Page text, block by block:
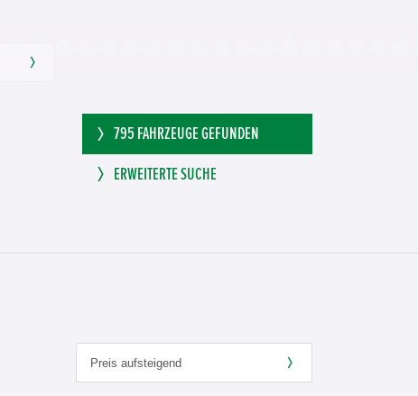
795 FAHRZEUGE GEFUNDEN
ERWEITERTE SUCHE